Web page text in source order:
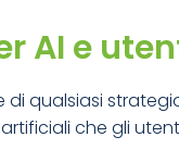
AI e
qualsiasi
che gli